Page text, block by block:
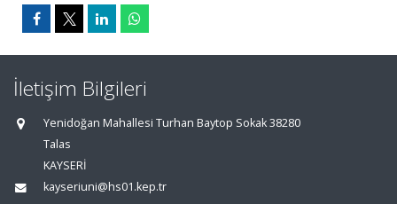
İletişim Bilgileri
Yenidoğan Mahallesi Turhan Baytop Sokak 38280
Talas
KAYSERİ
kayseriuni@hs01.kep.tr